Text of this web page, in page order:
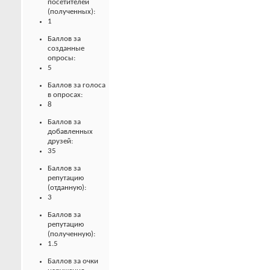
посетителей
(полученных):
1
Баллов за
созданные
опросы:
5
Баллов за голоса
в опросах:
8
Баллов за
добавленных
друзей:
35
Баллов за
репутацию
(отданную):
3
Баллов за
репутацию
(полученную):
1.5
Баллов за очки